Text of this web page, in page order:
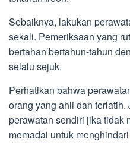
Sebaiknya, lakukan
sekali. Pemeriksaan yang
bertahan bertahun-tahun
selalu sejuk.
Perhatikan bahwa
orang yang ahli dan
perawatan sendiri jika tidak
memadai untuk